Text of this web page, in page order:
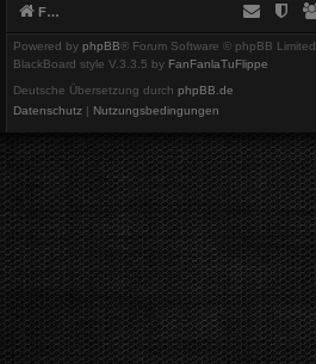
Foren-Übersicht
Powered by phpBB® Forum Software © phpBB Limited
BlackBoard style V.3.3.5 by FanFanlaTuFlippe
Deutsche Übersetzung durch phpBB.de
Datenschutz | Nutzungsbedingungen